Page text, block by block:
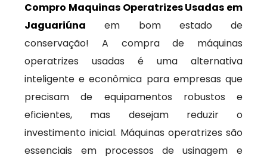
Compro Maquinas Operatrizes Usadas em
Jaguariúna em bom estado de
conservação! A compra de máquinas
operatrizes usadas é uma alternativa
inteligente e econômica para empresas que
precisam de equipamentos robustos e
eficientes, mas desejam reduzir o
investimento inicial. Máquinas operatrizes são
essenciais em processos de usinagem e